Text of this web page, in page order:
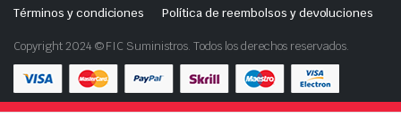
Términos y condiciones
Política de reembolsos y devoluciones
Copyright 2024 © FIC Suministros. Todos los derechos reservados.